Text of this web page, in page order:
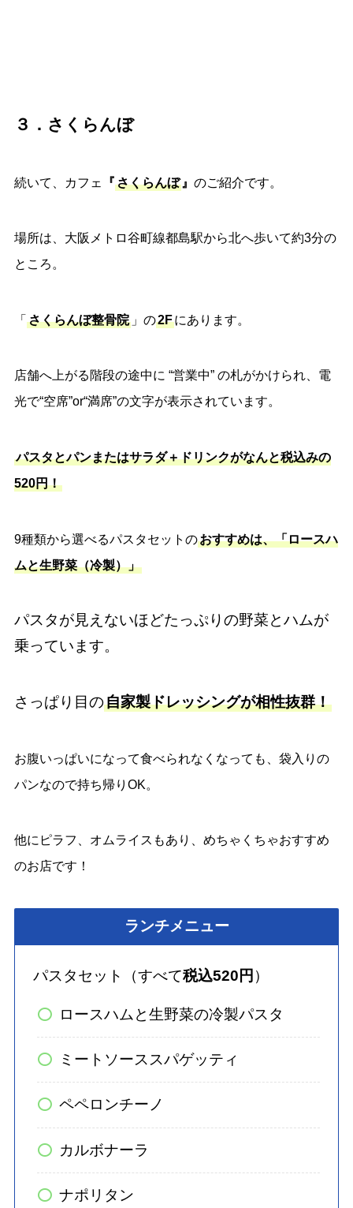
３．さくらんぼ
続いて、カフェ 『さくらんぼ』 のご紹介です。
場所は、大阪メトロ谷町線都島駅から北へ歩いて約3分の
ところ。
「 さくらんぼ整骨院」の2Fにあります。
店舗へ上がる階段の途中に “営業中” の札がかけられ、電
光で“空席”or“満席”の文字が表示されています。
パスタとパンまたはサラダ＋ドリンクがなんと税込みの
520円！
9種類から選べるパスタセットのおすすめは、「ロースハ
ムと生野菜（冷製）」
パスタが見えないほどたっぷりの野菜とハムが
乗っています。
さっぱり目の自家製ドレッシングが相性抜群！
お腹いっぱいになって食べられなくなっても、袋入りの
パンなので持ち帰りOK。
他にピラフ、オムライスもあり、めちゃくちゃおすすめ
のお店です！
ランチメニュー
パスタセット（すべて税込520円 ）
ロースハムと生野菜の冷製パスタ
ミートソーススパゲッティ
ペペロンチーノ
カルボナーラ
ナポリタン